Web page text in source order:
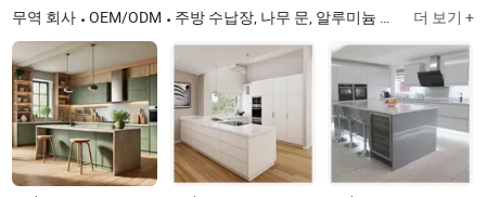
무역 회사 OEM/ODM 주방 수납장, 나무 문, 알루미늄 창문 및 문, 계단, 옷장, 캐비닛, 차고 문, 난간 및 난간대, 가정용 가구, 소파 더 보기 +